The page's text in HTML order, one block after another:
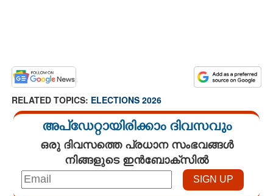
RELATED TOPICS: ELECTIONS 2026
അപ്ഡേറ്റായിരിക്കാം ദിവസവും
ഒരു ദിവസത്തെ പ്രധാന സംഭവങ്ങൾ
നിങ്ങളുടെ ഇൻബോക്സിൽ